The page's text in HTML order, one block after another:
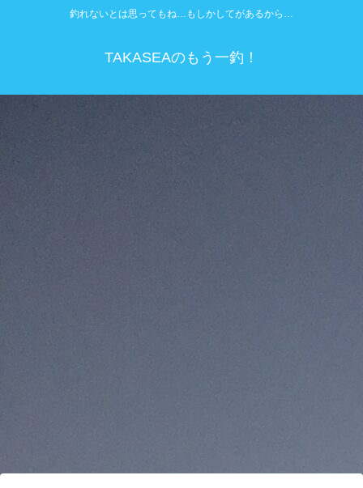
釣れないとは思ってもね…もしかしてがあるから…
TAKASEAのもう一釣！